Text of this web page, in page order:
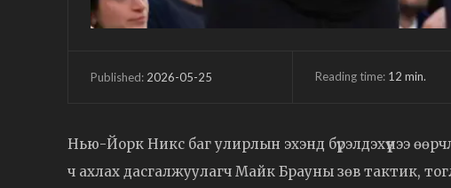
Published: 2026-05-25 Reading time: 12 min.
Нью-Йорк Никс баг улирлын эхэнд бүрэлдэхүүнээ
ч ахлах дасгалжуулагч Майк Брауны зөв тактик,